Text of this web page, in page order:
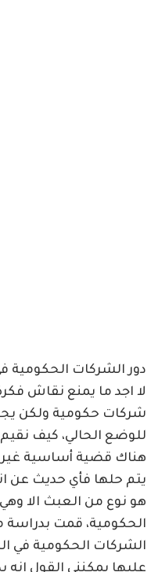
دور الشركات الحكومية
لا اجد ما يمنع نقاش
شركات حكومية ولكن
للوضع الحالي، كيف
هناك قضية أساسية غير
يتم حلها فأي حديث عن
هو نوع من العبث الا
الحكومية، قمت
الشركات الحكومية في
عليها يمكنني القول